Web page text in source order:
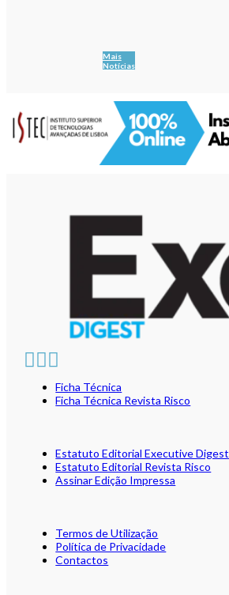
Mais
Notícias
Ficha Técnica
Ficha Técnica Revista Risco
Estatuto Editorial Executive Digest
Estatuto Editorial Revista Risco
Assinar Edição Impressa
Termos de Utilização
Política de Privacidade
Contactos